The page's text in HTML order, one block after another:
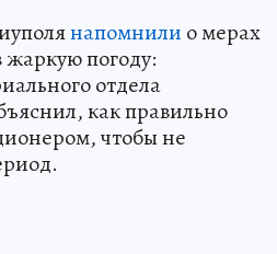
напомнили о мерах
погоду:
отдела
как правильно
чтобы не